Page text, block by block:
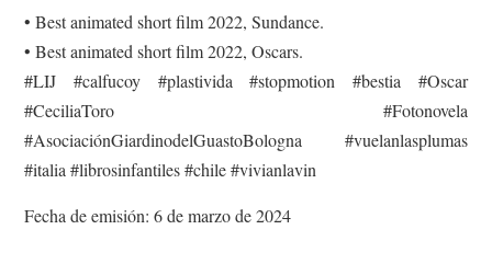
• Best animated short film 2022, Sundance.
• Best animated short film 2022, Oscars.
#LIJ #calfucoy #plastivida #stopmotion #bestia #Oscar
#CeciliaToro #Fotonovela
#AsociaciónGiardinodelGuastoBologna #vuelanlasplumas
#italia #librosinfantiles #chile #vivianlavin
Fecha de emisión: 6 de marzo de 2024